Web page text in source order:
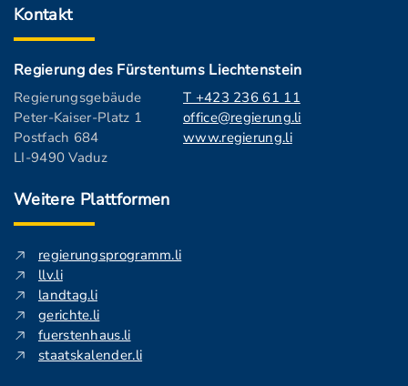
Kontakt
Regierung des Fürstentums Liechtenstein
Regierungsgebäude
Peter-Kaiser-Platz 1
Postfach 684
LI-9490 Vaduz
T +423 236 61 11
office@regierung.li
www.regierung.li
Weitere Plattformen
regierungsprogramm.li
llv.li
landtag.li
gerichte.li
fuerstenhaus.li
staatskalender.li